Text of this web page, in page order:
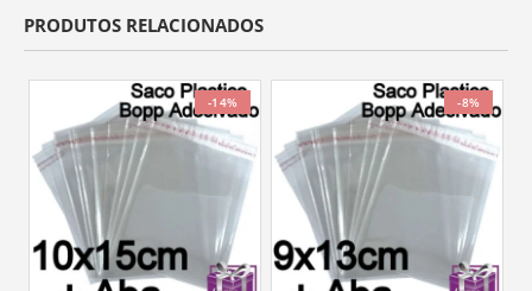
PRODUTOS RELACIONADOS
-14% -8%